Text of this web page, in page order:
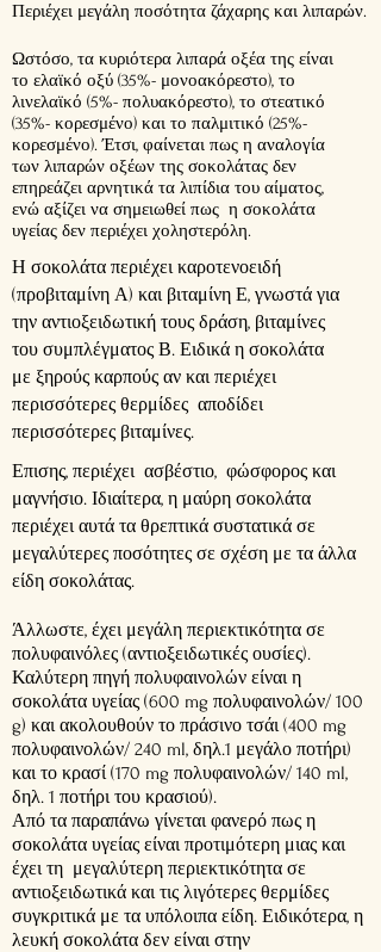
Περιέχει μεγάλη ποσότητα ζάχαρης και λιπαρών.
Ωστόσο, τα κυριότερα λιπαρά οξέα της είναι
το ελαϊκό οξύ (35%- μονοακόρεστο), το
λινελαϊκό (5%- πολυακόρεστο), το στεατικό
(35%- κορεσμένο) και το παλμιτικό (25%-
κορεσμένο). Έτσι, φαίνεται πως η αναλογία
των λιπαρών οξέων της σοκολάτας δεν
επηρεάζει αρνητικά τα λιπίδια του αίματος,
ενώ αξίζει να σημειωθεί πως η σοκολάτα
υγείας δεν περιέχει χοληστερόλη.
Η σοκολάτα περιέχει καροτενοειδή
(προβιταμίνη Α) και βιταμίνη Ε, γνωστά για
την αντιοξειδωτική τους δράση, βιταμίνες
του συμπλέγματος Β. Ειδικά η σοκολάτα
με ξηρούς καρπούς αν και περιέχει
περισσότερες θερμίδες αποδίδει
περισσότερες βιταμίνες.
Επισης, περιέχει ασβέστιο, φώσφορος και
μαγνήσιο. Ιδιαίτερα, η μαύρη σοκολάτα
περιέχει αυτά τα θρεπτικά συστατικά σε
μεγαλύτερες ποσότητες σε σχέση με τα άλλα
είδη σοκολάτας.
Άλλωστε, έχει μεγάλη περιεκτικότητα σε
πολυφαινόλες (αντιοξειδωτικές ουσίες).
Καλύτερη πηγή πολυφαινολών είναι η
σοκολάτα υγείας (600 mg πολυφαινολών/ 100
g) και ακολουθούν το πράσινο τσάι (400 mg
πολυφαινολών/ 240 ml, δηλ.1 μεγάλο ποτήρι)
και το κρασί (170 mg πολυφαινολών/ 140 ml,
δηλ. 1 ποτήρι του κρασιού).
Από τα παραπάνω γίνεται φανερό πως η
σοκολάτα υγείας είναι προτιμότερη μιας και
έχει τη μεγαλύτερη περιεκτικότητα σε
αντιοξειδωτικά και τις λιγότερες θερμίδες
συγκριτικά με τα υπόλοιπα είδη. Ειδικότερα, η
λευκή σοκολάτα δεν είναι στην